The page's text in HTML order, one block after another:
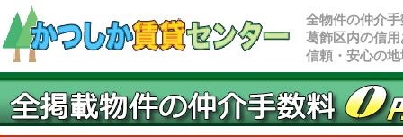
全物件の仲介
葛飾区内の信
信頼・安心の